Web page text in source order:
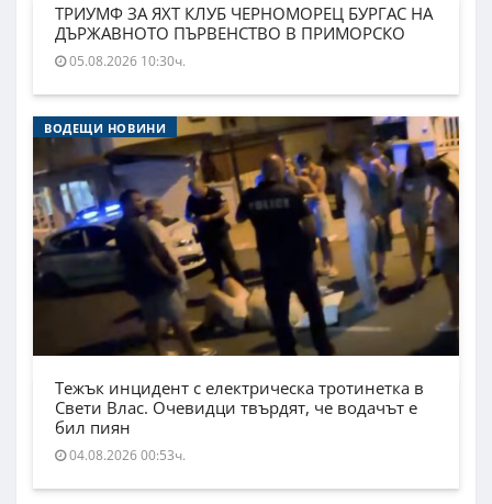
ТРИУМФ ЗА ЯХТ КЛУБ ЧЕРНОМОРЕЦ БУРГАС НА
ДЪРЖАВНОТО ПЪРВЕНСТВО В ПРИМОРСКО
05.08.2026 10:30ч.
ВОДЕЩИ НОВИНИ
Тежък инцидент с електрическа тротинетка в
Свети Влас. Очевидци твърдят, че водачът е
бил пиян
04.08.2026 00:53ч.